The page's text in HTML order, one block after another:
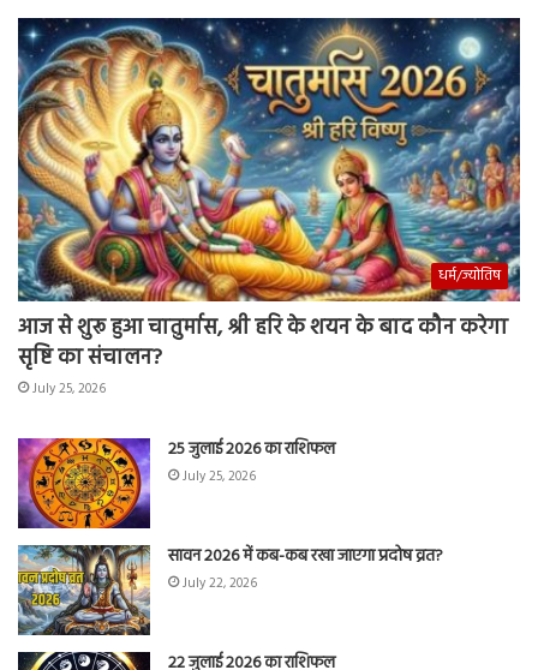
धर्म/ज्योतिष
आज से शुरू हुआ चातुर्मास, श्री हरि के शयन के बाद कौन करेगा
सृष्टि का संचालन?
July 25, 2026
25 जुलाई 2026 का राशिफल
July 25, 2026
सावन 2026 में कब-कब रखा जाएगा प्रदोष व्रत?
July 22, 2026
22 जुलाई 2026 का राशिफल